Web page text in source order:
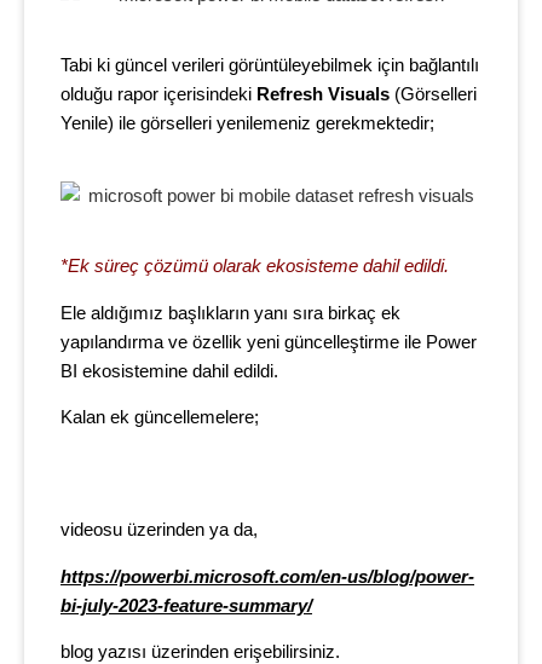
Tabi ki güncel verileri görüntüleyebilmek için bağlantılı
olduğu rapor içerisindeki Refresh Visuals (Görselleri
Yenile) ile görselleri yenilemeniz gerekmektedir;
*Ek süreç çözümü olarak ekosisteme dahil edildi.
Ele aldığımız başlıkların yanı sıra birkaç ek
yapılandırma ve özellik yeni güncelleştirme ile Power
BI ekosistemine dahil edildi.
Kalan ek güncellemelere;
videosu üzerinden ya da,
https://powerbi.microsoft.com/en-us/blog/power-
bi-july-2023-feature-summary/
blog yazısı üzerinden erişebilirsiniz.